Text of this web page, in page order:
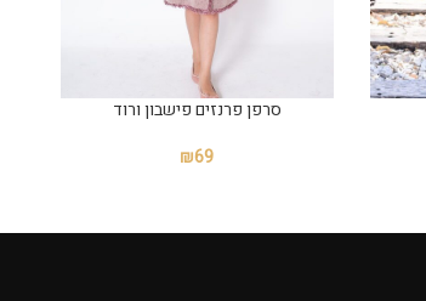
סרפן פרנזים פישבון ורוד
₪69